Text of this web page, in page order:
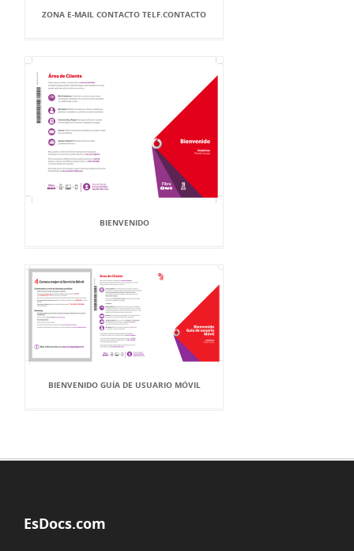
ZONA E-MAIL CONTACTO TELF.CONTACTO
BIENVENIDO
BIENVENIDO GUÍA DE USUARIO MÓVIL
EsDocs.com